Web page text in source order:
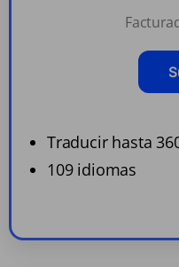
Traducir hasta
109 idiomas